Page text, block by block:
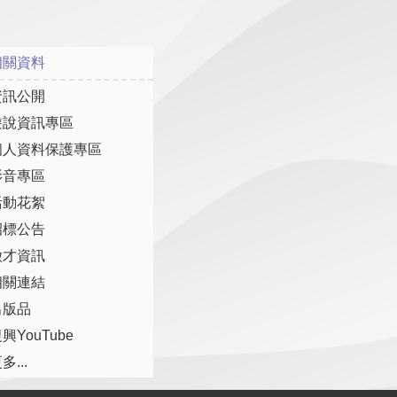
關資料
訊公開
資訊專區
資料保護專區
專區
花絮
標公告
才資訊
關連結
版品
興YouTube
多...